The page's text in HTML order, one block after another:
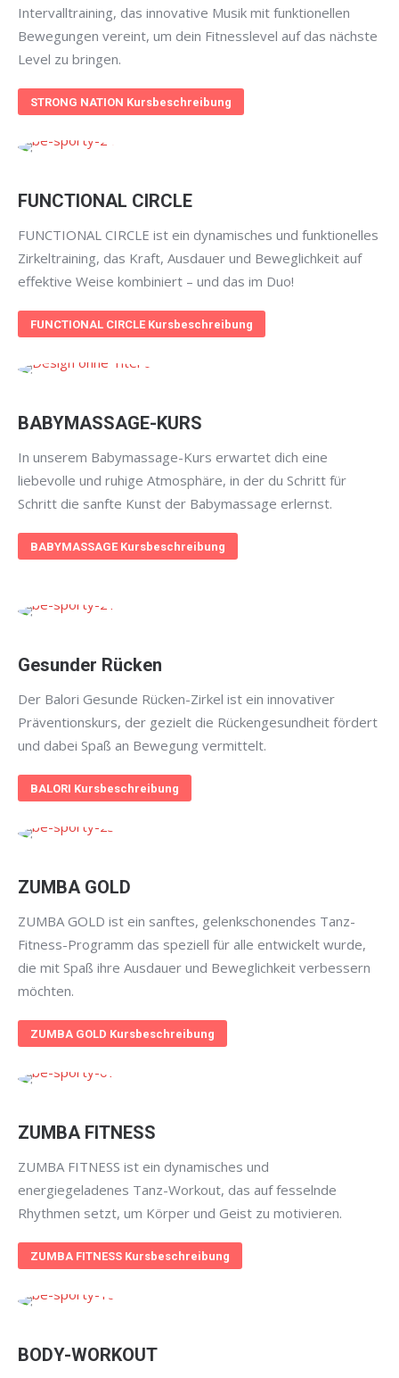
Intervalltraining, das innovative Musik mit funktionellen
Bewegungen vereint, um dein Fitnesslevel auf das nächste
Level zu bringen.
STRONG NATION Kursbeschreibung
FUNCTIONAL CIRCLE
FUNCTIONAL CIRCLE ist ein dynamisches und funktionelles
Zirkeltraining, das Kraft, Ausdauer und Beweglichkeit auf
effektive Weise kombiniert – und das im Duo!
FUNCTIONAL CIRCLE Kursbeschreibung
BABYMASSAGE-KURS
In unserem Babymassage-Kurs erwartet dich eine
liebevolle und ruhige Atmosphäre, in der du Schritt für
Schritt die sanfte Kunst der Babymassage erlernst.
BABYMASSAGE Kursbeschreibung
Gesunder Rücken
Der Balori Gesunde Rücken-Zirkel ist ein innovativer
Präventionskurs, der gezielt die Rückengesundheit fördert
und dabei Spaß an Bewegung vermittelt.
BALORI Kursbeschreibung
ZUMBA GOLD
ZUMBA GOLD ist ein sanftes, gelenkschonendes Tanz-
Fitness-Programm das speziell für alle entwickelt wurde,
die mit Spaß ihre Ausdauer und Beweglichkeit verbessern
möchten.
ZUMBA GOLD Kursbeschreibung
ZUMBA FITNESS
ZUMBA FITNESS ist ein dynamisches und
energiegeladenes Tanz-Workout, das auf fesselnde
Rhythmen setzt, um Körper und Geist zu motivieren.
ZUMBA FITNESS Kursbeschreibung
BODY-WORKOUT